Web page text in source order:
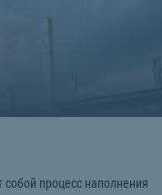
процесс наполнения